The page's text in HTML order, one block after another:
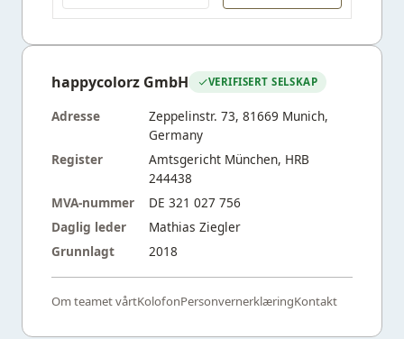
happycolorz GmbH VERIFISERT SELSKAP
Adresse
Zeppelinstr. 73, 81669 Munich,
Germany
Register
Amtsgericht München, HRB
244438
MVA-nummer
DE 321 027 756
Daglig leder
Mathias Ziegler
Grunnlagt
2018
Om teamet vårtKolofonPersonvernerklæringKontakt